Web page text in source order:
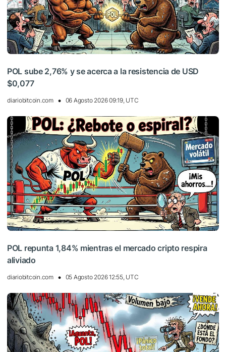
POL sube 2,76% y se acerca a la resistencia de USD
$0,077
diariobitcoin.com 06 Agosto 2026 09:19, UTC
POL repunta 1,84% mientras el mercado cripto respira
aliviado
diariobitcoin.com 05 Agosto 2026 12:55, UTC